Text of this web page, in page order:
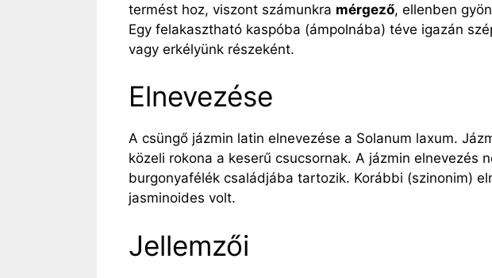
termést hoz, viszont számunkra mérgező, ellenben
Egy felakasztható kaspóba (ámpolnába) téve igazán
vagy erkélyünk részeként.
Elnevezése
A csüngő jázmin latin elnevezése a Solanum laxum.
közeli rokona a keserű csucsornak. A jázmin elnevezés
burgonyafélék családjába tartozik. Korábbi (szinonim)
jasminoides volt.
Jellemzői